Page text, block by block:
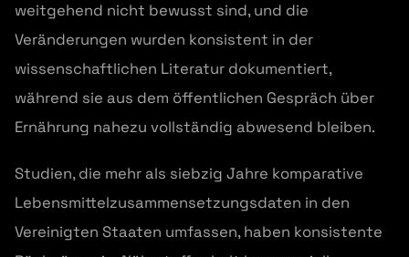
weitgehend nicht bewusst sind, und die
Veränderungen wurden konsistent in der
wissenschaftlichen Literatur dokumentiert,
während sie aus dem öffentlichen Gespräch über
Ernährung nahezu vollständig abwesend bleiben.
Studien, die mehr als siebzig Jahre komparative
Lebensmittelzusammensetzungsdaten in den
Vereinigten Staaten umfassen, haben konsistente